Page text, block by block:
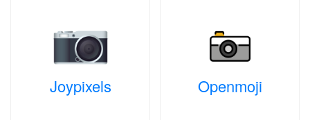
Joypixels Openmoji